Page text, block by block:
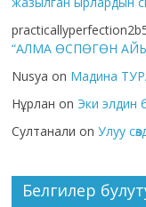
“АЛМА ӨСПӨГӨН
Nusya on Мадина
Нұрлан on Эки
Султанали onУлуу
Белгилер